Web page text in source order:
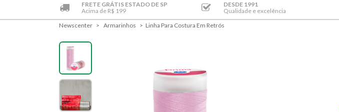
FRETE GRÁTIS ESTADO DE SP
Acima de R$ 199
DESDE 1991
Qualidade e excelência
Newscenter Armarinhos Linha Para Costura Em Retrós